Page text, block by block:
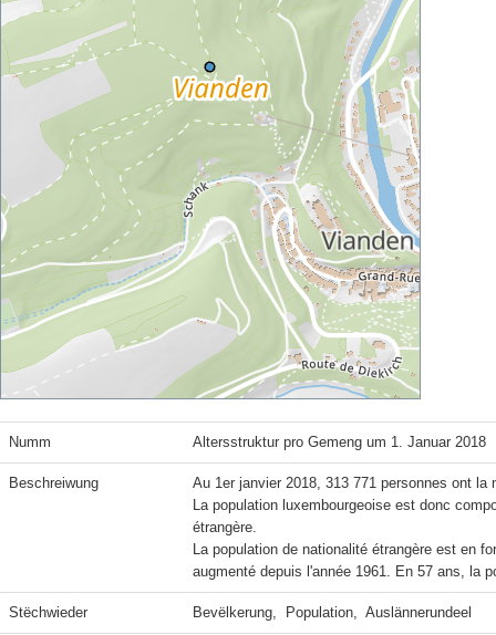
Numm Altersstruktur pro Gemeng um 1. Januar 2018
Beschreiwung
Au 1er janvier 2018, 313 771 personnes ont
La population luxembourgeoise est donc
étrangère.
La population de nationalité étrangère est en
Stëchwieder Bevëlkerung,  Population,  Auslännerundeel